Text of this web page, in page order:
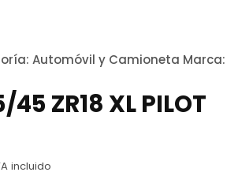
Automóvil y Camioneta Marca:
ZR18 XL PILOT
incluido